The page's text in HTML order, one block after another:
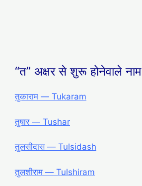
“त” अक्षर से शुरू होनेवाले नाम
तुकाराम ― Tukaram
तुषार ― Tushar
तुलसीदास ― Tulsidash
तुलशीराम ― Tulshiram